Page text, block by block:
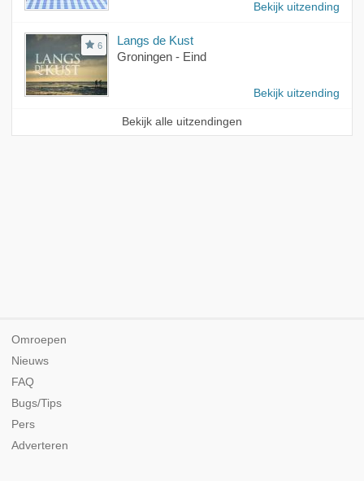
Bekijk uitzending
6
Langs de Kust
Groningen - Eind
Bekijk uitzending
Bekijk alle uitzendingen
Omroepen
Nieuws
FAQ
Bugs/Tips
Pers
Adverteren